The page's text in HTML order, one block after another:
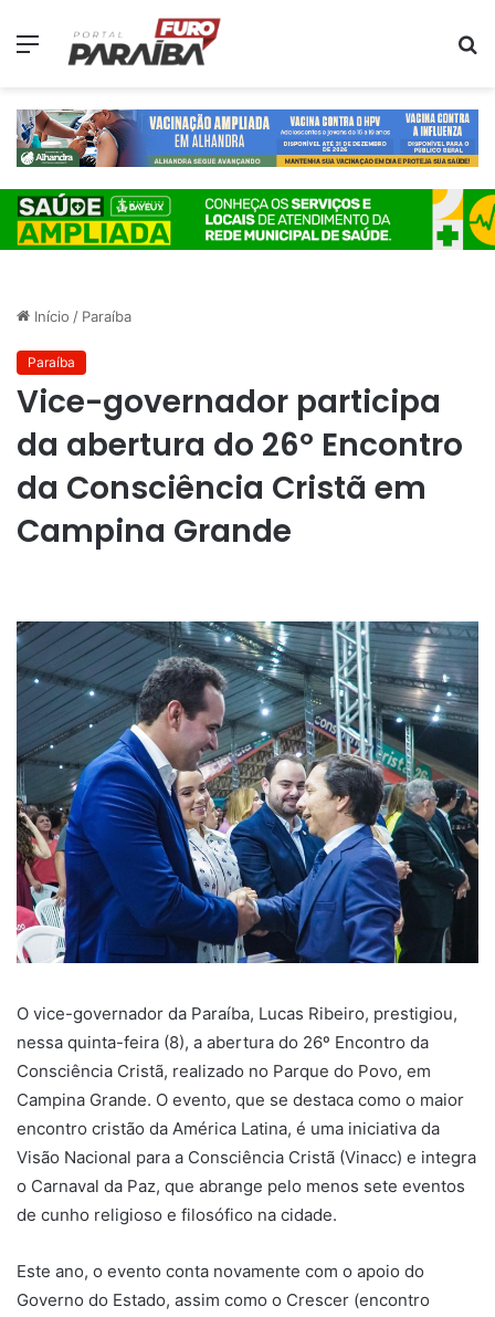
Menu
Início / Paraíba
Paraíba
Vice-governador participa
da abertura do 26º Encontro
da Consciência Cristã em
Campina Grande
O vice-governador da Paraíba, Lucas Ribeiro, prestigiou,
nessa quinta-feira (8), a abertura do 26º Encontro da
Consciência Cristã, realizado no Parque do Povo, em
Campina Grande. O evento, que se destaca como o maior
encontro cristão da América Latina, é uma iniciativa da
Visão Nacional para a Consciência Cristã (Vinacc) e integra
o Carnaval da Paz, que abrange pelo menos sete eventos
de cunho religioso e filosófico na cidade.
Este ano, o evento conta novamente com o apoio do
Governo do Estado, assim como o Crescer (encontro